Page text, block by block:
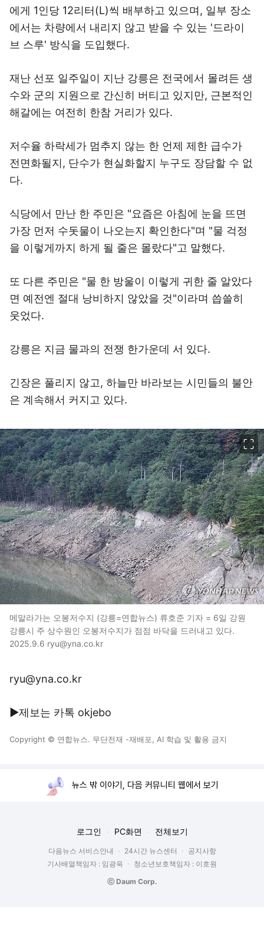
에게 1인당 12리터(L)씩 배부하고 있으며, 일부 장소
에서는 차량에서 내리지 않고 받을 수 있는 '드라이
브 스루' 방식을 도입했다.
재난 선포 일주일이 지난 강릉은 전국에서 몰려든 생
수와 군의 지원으로 간신히 버티고 있지만, 근본적인
해갈에는 여전히 한참 거리가 있다.
저수율 하락세가 멈추지 않는 한 언제 제한 급수가
전면화될지, 단수가 현실화할지 누구도 장담할 수 없
다.
식당에서 만난 한 주민은 "요즘은 아침에 눈을 뜨면
가장 먼저 수돗물이 나오는지 확인한다"며 "물 걱정
을 이렇게까지 하게 될 줄은 몰랐다"고 말했다.
또 다른 주민은 "물 한 방울이 이렇게 귀한 줄 알았다
면 예전엔 절대 낭비하지 않았을 것"이라며 씁쓸히
웃었다.
강릉은 지금 물과의 전쟁 한가운데 서 있다.
긴장은 풀리지 않고, 하늘만 바라보는 시민들의 불안
은 계속해서 커지고 있다.
메말라가는 오봉저수지 (강릉=연합뉴스) 류호준 기자 = 6일 강원
강릉시 주 상수원인 오봉저수지가 점점 바닥을 드러내고 있다.
2025.9.6 ryu@yna.co.kr
ryu@yna.co.kr
▶제보는 카톡 okjebo
Copyright © 연합뉴스. 무단전재 -재배포, AI 학습 및 활용 금지
뉴스 밖 이야기, 다음 커뮤니티 웹에서 보기
로그인 PC화면 전체보기
다음뉴스 서비스안내 24시간 뉴스센터
공지사항
기사배열책임자 : 임광욱
청소년보호책임자 : 이호원
ⓒ Daum Corp.